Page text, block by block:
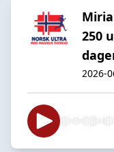
250
2026-